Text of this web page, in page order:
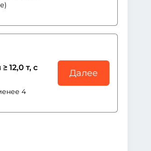
12,0 т, с
4
Далее